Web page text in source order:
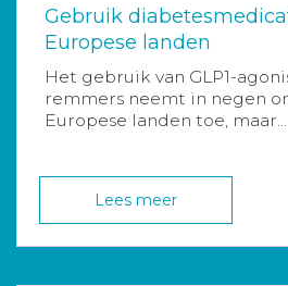
Gebruik
Europese landen
Het gebruik van GLP1-
remmers neemt in negen
Europese landen toe, maar...
Lees meer